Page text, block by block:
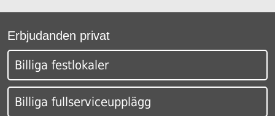
Erbjudanden privat
Billiga festlokaler
Billiga fullserviceupplägg